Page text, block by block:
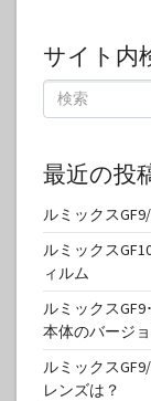
サイト内
最近の投
ルミックス
ルミックス
ィルム
ルミックス
本体のバージ
ルミックス
レンズは？